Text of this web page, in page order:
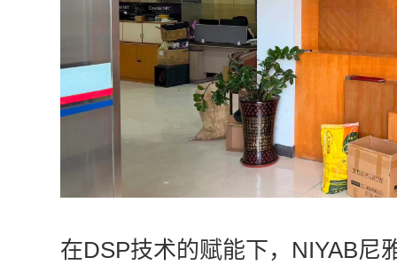
在DSP技术的赋能下，NIYAB尼